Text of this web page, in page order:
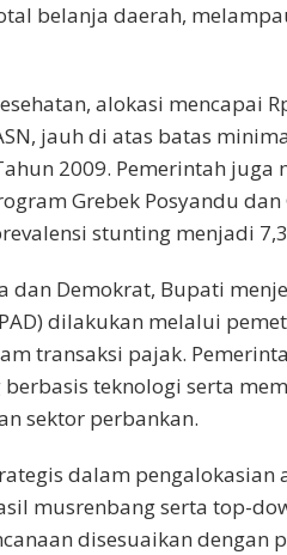
belanja daerah,
alokasi mencapai
jauh di atas batas
2009. Pemerintah juga
Grebek Posyandu dan
stunting menjadi
dan Demokrat, Bupati
dilakukan melalui
transaksi pajak.
teknologi serta
sektor perbankan.
dalam pengalokasian
musrenbang serta top-
disesuaikan dengan